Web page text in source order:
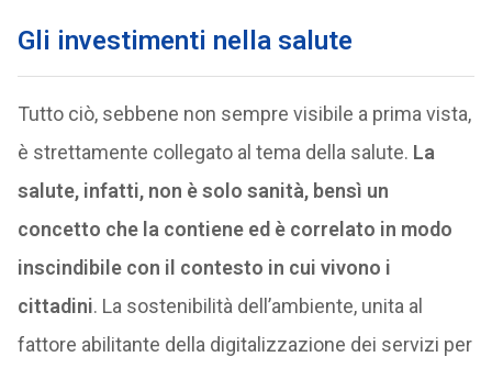
Gli investimenti nella salute
Tutto ciò, sebbene non sempre visibile a prima vista,
è strettamente collegato al tema della salute. La
salute, infatti, non è solo sanità, bensì un
concetto che la contiene ed è correlato in modo
inscindibile con il contesto in cui vivono i
cittadini. La sostenibilità dell’ambiente, unita al
fattore abilitante della digitalizzazione dei servizi per